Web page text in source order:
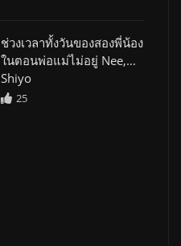
ช่วงเวลาทั้งวันของสองพี่น้อง
ในตอนพ่อแม่ไม่อยู่ Nee,…
Shiyo
25